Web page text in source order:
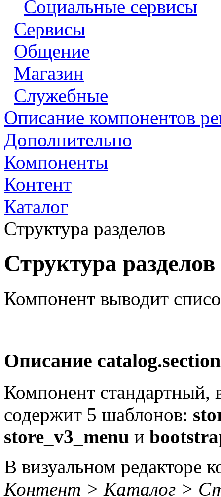
Социальные сервисы
Сервисы
Общение
Магазин
Служебные
Описание компонентов
Дополнительно
Компоненты
Контент
Каталог
Структура разделов
Структура разделов
Компонент выводит
Описание
Компонент стандартный,
содержит 5 шаблонов:
store_v3_menu и
В визуальном редакторе
Контент > Каталог >